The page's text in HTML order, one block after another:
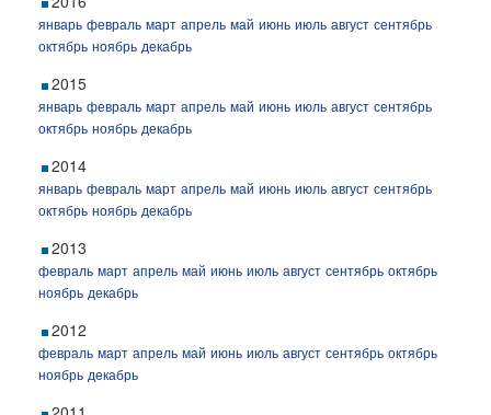
январь февраль март апрель май июнь июль август сентябрь
октябрь ноябрь декабрь
2015
январь февраль март апрель май июнь июль август сентябрь
октябрь ноябрь декабрь
2014
январь февраль март апрель май июнь июль август сентябрь
октябрь ноябрь декабрь
2013
февраль март апрель май июнь июль август сентябрь октябрь
ноябрь декабрь
2012
февраль март апрель май июнь июль август сентябрь октябрь
ноябрь декабрь